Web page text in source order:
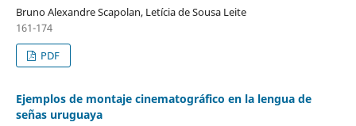
Bruno Alexandre Scapolan, Letícia de Sousa Leite
161-174
PDF
Ejemplos de montaje cinematográfico en la lengua de
señas uruguaya